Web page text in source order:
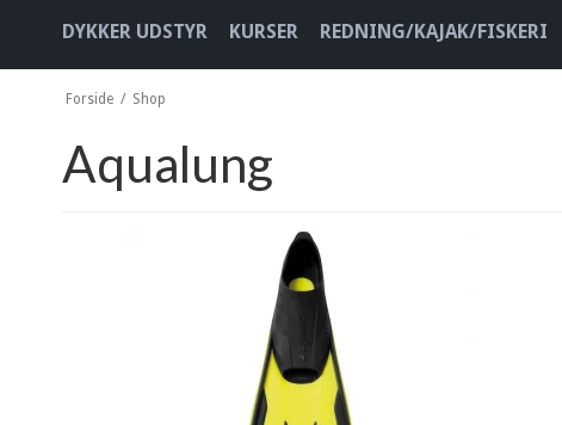
DYKKER UDSTYR KURSER REDNING/KAJAK/FISKERI
Forside / Shop
Aqualung